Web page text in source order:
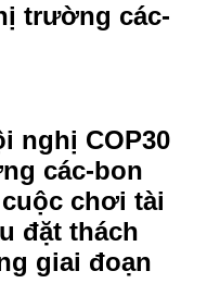
trường các-
nghị COP30
các-bon
chơi tài
đặt thách
giai đoạn